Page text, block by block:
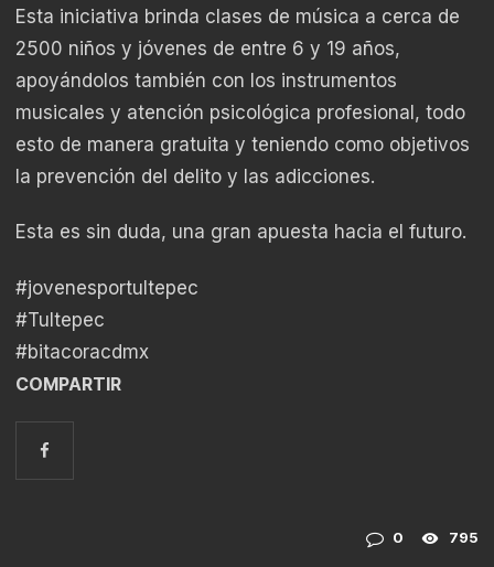
Esta iniciativa brinda clases de música a cerca de
2500 niños y jóvenes de entre 6 y 19 años,
apoyándolos también con los instrumentos
musicales y atención psicológica profesional, todo
esto de manera gratuita y teniendo como objetivos
la prevención del delito y las adicciones.
Esta es sin duda, una gran apuesta hacia el futuro.
#jovenesportultepec
#Tultepec
#bitacoracdmx
COMPARTIR
0 795